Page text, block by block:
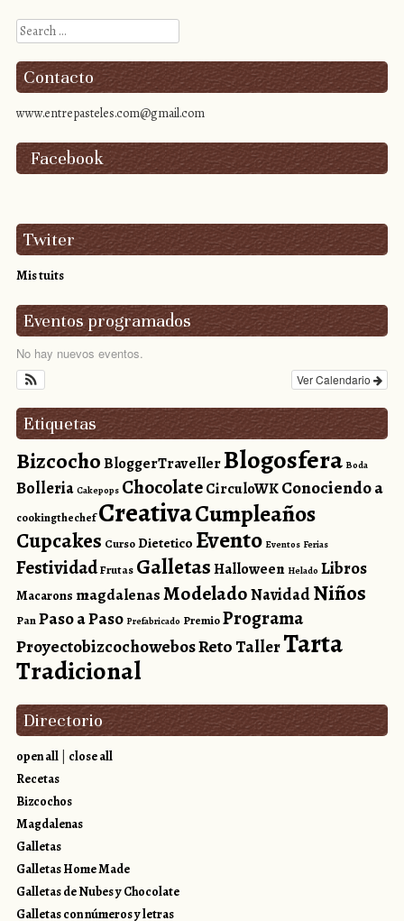
Search
Contacto
www.entrepasteles.com@gmail.com
Facebook
Twiter
Mis tuits
Eventos programados
No hay nuevos eventos.
Ver Calendario
Etiquetas
BizcochoBloggerTravellerBlogosfera Boda
Bolleria Cakepops ChocolateCirculoWKConociendo a
cookingthechef CreativaCumpleaños
Cupcakes CursoDietetico Evento Eventos Ferias
FestividadFrutas GalletasHalloween Helado Libros
Macarons magdalenasModeladoNavidadNiños
PanPaso a Paso Prefabricado PremioPrograma
ProyectobizcochowebosReto TallerTarta
Tradicional
Directorio
open all| close all
Recetas
Bizcochos
Magdalenas
Galletas
Galletas Home Made
Galletas de Nubes y Chocolate
Galletas con números y letras